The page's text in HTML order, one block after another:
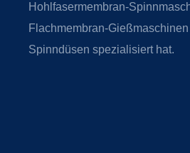
Hohlfasermembran-
Flachmembran-
Spinndüsen spezialisiert hat.